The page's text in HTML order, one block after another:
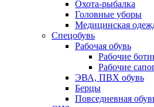
Охота-рыбалка
Головные уборы
Медицинская
Спецобувь
Рабочая обувь
Рабочие
Рабочие
ЭВА, ПВХ обувь
Берцы
Повседневная